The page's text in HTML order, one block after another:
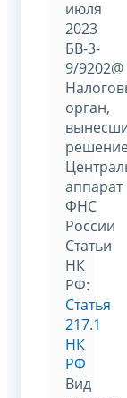
июля
2023
БВ-3-
9/9202@
орган,
аппарат
ФНС
России
Статьи
НК
РФ:
Статья
217.1
НК
РФ
Вид